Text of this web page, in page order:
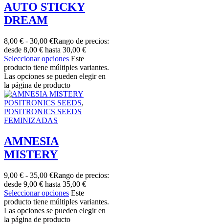
AUTO STICKY
DREAM
8,00 € - 30,00 €Rango de precios:
desde 8,00 € hasta 30,00 €
Seleccionar opciones Este
producto tiene múltiples variantes.
Las opciones se pueden elegir en
la página de producto
POSITRONICS SEEDS,
POSITRONICS SEEDS
FEMINIZADAS
AMNESIA
MISTERY
9,00 € - 35,00 €Rango de precios:
desde 9,00 € hasta 35,00 €
Seleccionar opciones Este
producto tiene múltiples variantes.
Las opciones se pueden elegir en
la página de producto